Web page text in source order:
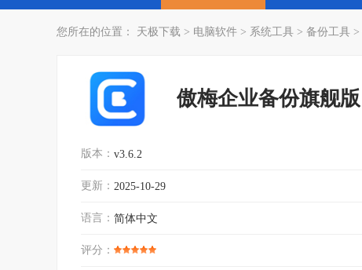
您所在的位置： 天极下载 > 电脑软件 > 系统工具 > 备份工具 >
傲梅企业备份旗舰版
版本： v3.6.2
更新： 2025-10-29
语言： 简体中文
评分：